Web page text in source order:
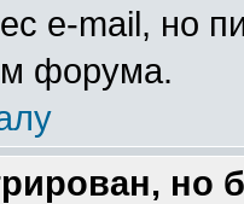
e-mail, но
форума.
но